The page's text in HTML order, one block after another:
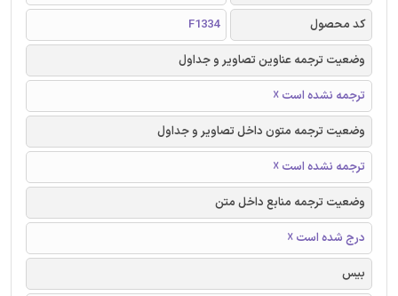
کد محصول
F1334
وضعیت ترجمه عناوین تصاویر و جداول
ترجمه نشده است ☓
وضعیت ترجمه متون داخل تصاویر و جداول
ترجمه نشده است ☓
وضعیت ترجمه منابع داخل متن
درج شده است ☓
بیس